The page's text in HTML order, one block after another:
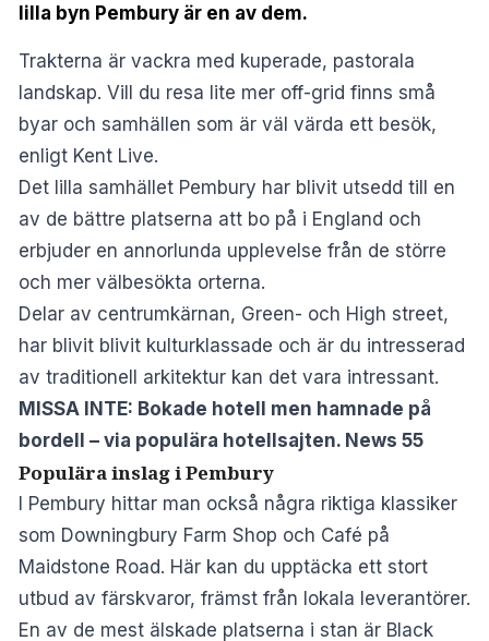
lilla byn Pembury är en av dem.
Trakterna är vackra med kuperade, pastorala
landskap. Vill du resa lite mer off-grid finns små
byar och samhällen som är väl värda ett besök,
enligt Kent Live.
Det lilla samhället Pembury har blivit utsedd till en
av de bättre platserna att bo på i England och
erbjuder en annorlunda upplevelse från de större
och mer välbesökta orterna.
Delar av centrumkärnan, Green- och High street,
har blivit blivit kulturklassade och är du intresserad
av traditionell arkitektur kan det vara intressant.
MISSA INTE: Bokade hotell men hamnade på
bordell – via populära hotellsajten. News 55
Populära inslag i Pembury
I Pembury hittar man också några riktiga klassiker
som Downingbury Farm Shop och Café på
Maidstone Road. Här kan du upptäcka ett stort
utbud av färskvaror, främst från lokala leverantörer.
En av de mest älskade platserna i stan är Black